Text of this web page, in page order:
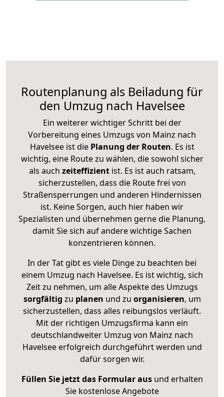
Routenplanung als Beiladung für
den Umzug nach Havelsee
Ein weiterer wichtiger Schritt bei der
Vorbereitung eines Umzugs von Mainz nach
Havelsee ist diePlanung der Routen. Es ist
wichtig, eine Route zu wählen, die sowohl sicher
als auch zeiteffizientist. Es ist auch ratsam,
sicherzustellen, dass die Route frei von
Straßensperrungen und anderen Hindernissen
ist. Keine Sorgen, auch hier haben wir
Spezialisten und übernehmen gerne die Planung,
damit Sie sich auf andere wichtige Sachen
konzentrieren können.
In der Tat gibt es viele Dinge zu beachten bei
einem Umzug nach Havelsee. Es ist wichtig, sich
Zeit zu nehmen, um alle Aspekte des Umzugs
sorgfältig zu planen und zu organisieren, um
sicherzustellen, dass alles reibungslos verläuft.
Mit der richtigen Umzugsfirma kann ein
deutschlandweiter Umzug von Mainz nach
Havelsee erfolgreich durchgeführt werden und
dafür sorgen wir.
Füllen Sie jetzt das Formular ausund erhalten
Sie kostenlose Angebote